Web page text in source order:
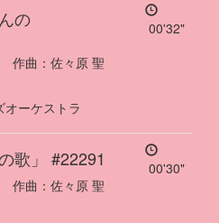
の
作曲： 佐々原 聖
オーケストラ
00'32"
歌」 #22291
作曲： 佐々原 聖
00'30"